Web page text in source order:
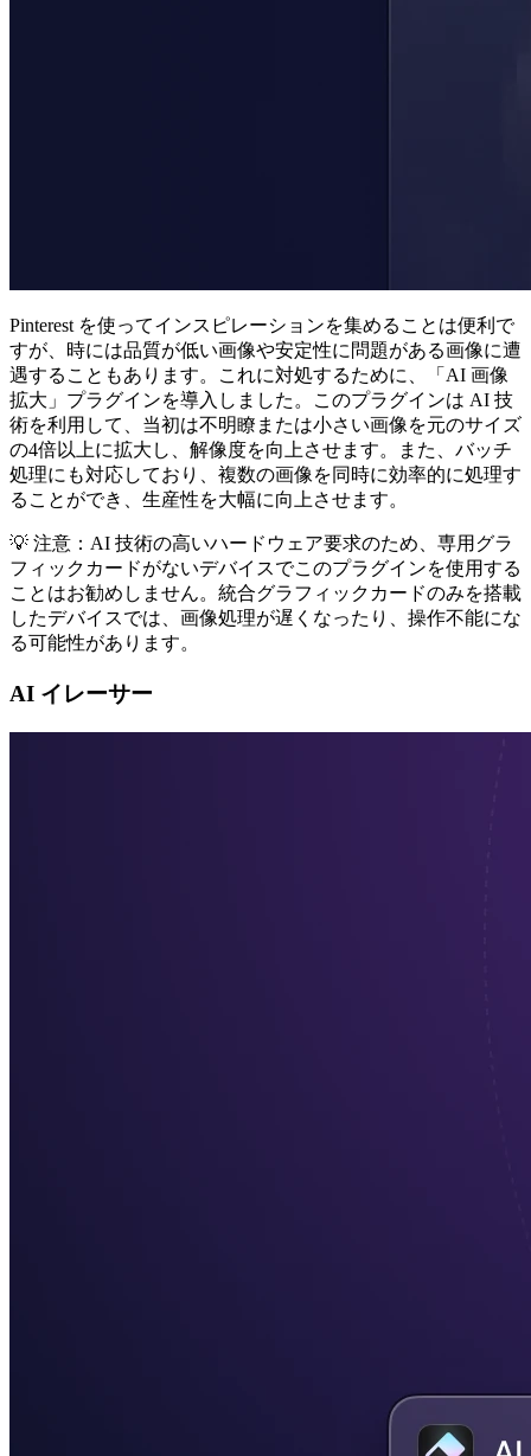
Pinterest を使ってインスピレーションを集めることは便利で
すが、時には品質が低い画像や安定性に問題がある画像に遭
遇することもあります。これに対処するために、「AI 画像
拡大」プラグインを導入しました。このプラグインは AI 技
術を利用して、当初は不明瞭または小さい画像を元のサイズ
の4倍以上に拡大し、解像度を向上させます。また、バッチ
処理にも対応しており、複数の画像を同時に効率的に処理す
ることができ、生産性を大幅に向上させます。
💡 注意：AI 技術の高いハードウェア要求のため、専用グラ
フィックカードがないデバイスでこのプラグインを使用する
ことはお勧めしません。統合グラフィックカードのみを搭載
したデバイスでは、画像処理が遅くなったり、操作不能にな
る可能性があります。
AI イレーサー